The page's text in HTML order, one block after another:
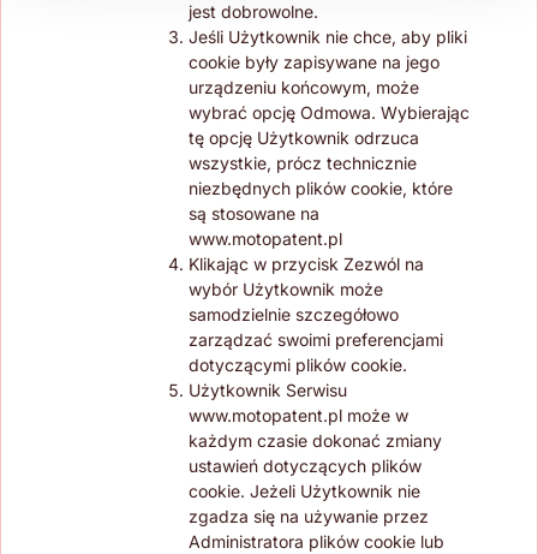
jest dobrowolne.
Jeśli Użytkownik nie chce, aby pliki
cookie były zapisywane na jego
urządzeniu końcowym, może
wybrać opcję Odmowa. Wybierając
tę opcję Użytkownik odrzuca
wszystkie, prócz technicznie
niezbędnych plików cookie, które
są stosowane na
www.motopatent.pl
Klikając w przycisk Zezwól na
wybór Użytkownik może
samodzielnie szczegółowo
zarządzać swoimi preferencjami
dotyczącymi plików cookie.
Użytkownik Serwisu
www.motopatent.pl może w
każdym czasie dokonać zmiany
ustawień dotyczących plików
cookie. Jeżeli Użytkownik nie
zgadza się na używanie przez
Administratora plików cookie lub